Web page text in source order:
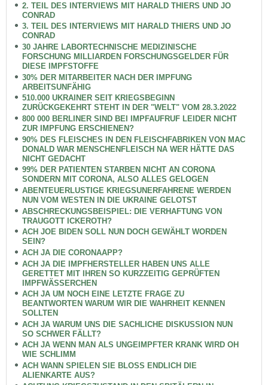
2. TEIL DES INTERVIEWS MIT HARALD THIERS UND JO
CONRAD
3. TEIL DES INTERVIEWS MIT HARALD THIERS UND JO
CONRAD
30 JAHRE LABORTECHNISCHE MEDIZINISCHE
FORSCHUNG MILLIARDEN FORSCHUNGSGELDER FÜR
DIESE IMPFSTOFFE
30% DER MITARBEITER NACH DER IMPFUNG
ARBEITSUNFÄHIG
510.000 UKRAINER SEIT KRIEGSBEGINN
ZURÜCKGEKEHRT STEHT IN DER "WELT" VOM 28.3.2022
800 000 BERLINER SIND BEI IMPFAUFRUF LEIDER NICHT
ZUR IMPFUNG ERSCHIENEN?
90% DES FLEISCHES IN DEN FLEISCHFABRIKEN VON MAC
DONALD WAR MENSCHENFLEISCH NA WER HÄTTE DAS
NICHT GEDACHT
99% DER PATIENTEN STARBEN NICHT AN CORONA
SONDERN MIT CORONA, ALSO ALLES GELOGEN
ABENTEUERLUSTIGE KRIEGSUNERFAHRENE WERDEN
NUN VOM WESTEN IN DIE UKRAINE GELOTST
ABSCHRECKUNGSBEISPIEL: DIE VERHAFTUNG VON
TRAUGOTT ICKEROTH?
ACH JOE BIDEN SOLL NUN DOCH GEWÄHLT WORDEN
SEIN?
ACH JA DIE CORONAAPP?
ACH JA DIE IMPFHERSTELLER HABEN UNS ALLE
GERETTET MIT IHREN SO KURZZEITIG GEPRÜFTEN
IMPFWÄSSERCHEN
ACH JA UM NOCH EINE LETZTE FRAGE ZU
BEANTWORTEN WARUM WIR DIE WAHRHEIT KENNEN
SOLLTEN
ACH JA WARUM UNS DIE SACHLICHE DISKUSSION NUN
SO SCHWER FÄLLT?
ACH JA WENN MAN ALS UNGEIMPFTER KRANK WIRD OH
WIE SCHLIMM
ACH WANN SPIELEN SIE BLOSS ENDLICH DIE
ALIENKARTE AUS?